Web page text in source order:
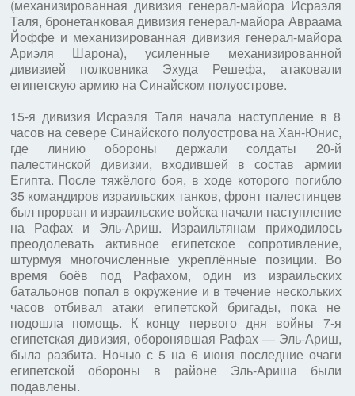
(механизированная дивизия генерал-майора Исраэля
Таля, бронетанковая дивизия генерал-майора Авраама
Йоффе и механизированная дивизия генерал-майора
Ариэля Шарона), усиленные механизированной
дивизией полковника Эхуда Решефа, атаковали
египетскую армию на Синайском полуострове.
15-я дивизия Исраэля Таля начала наступление в 8
часов на севере Синайского полуострова на Хан-Юнис,
где линию обороны держали солдаты 20-й
палестинской дивизии, входившей в состав армии
Египта. После тяжёлого боя, в ходе которого погибло
35 командиров израильских танков, фронт палестинцев
был прорван и израильские войска начали наступление
на Рафах и Эль-Ариш. Израильтянам приходилось
преодолевать активное египетское сопротивление,
штурмуя многочисленные укреплённые позиции. Во
время боёв под Рафахом, один из израильских
батальонов попал в окружение и в течение нескольких
часов отбивал атаки египетской бригады, пока не
подошла помощь. К концу первого дня войны 7-я
египетская дивизия, оборонявшая Рафах — Эль-Ариш,
была разбита. Ночью с 5 на 6 июня последние очаги
египетской обороны в районе Эль-Ариша были
подавлены.